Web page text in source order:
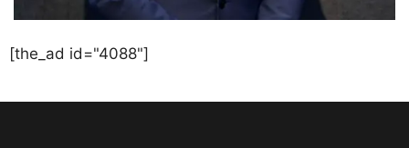
[the_ad id="4088"]